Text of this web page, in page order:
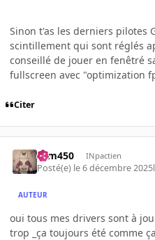
Sinon t'as les derniers pilotes
scintillement qui sont réglés
conseillé de jouer en fenêtré
fullscreen avec "optimization
Citer
sam450 INpactien
Posté(e) le 6 décembre 2025
AUTEUR
oui tous mes drivers sont à
trop _ça toujours été comme ça